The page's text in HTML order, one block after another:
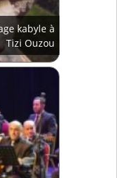
kabyle à
Tizi Ouzou